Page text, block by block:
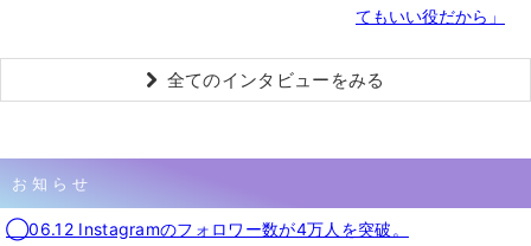
てもいい役だから」
全てのインタビューをみる
お知らせ
◯06.12 Instagramのフォロワー数が4万人を突破。